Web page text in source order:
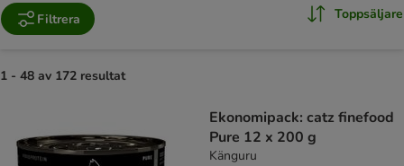
Filtrera Toppsäljare
1 - 48 av 172 resultat
Ekonomipack: catz finefood
Pure 12 x 200 g
Känguru